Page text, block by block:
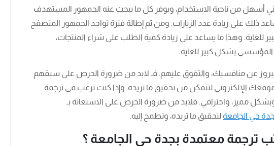
أسهل من ناحية الاستخدام، ويوفر كل ما يبحث عنه الجمهور المستهدف
ذلك على زيادة عدد الزيارات. ومن ثم إطالة فترة تواجد الجمهور المتصفح
وهذا ما يساعد على زيادة كمية الطلب على شراء المنتجات،
المؤسسي بشكل كبير للغاية.
عن منافسيك، والتفوق عليهم. فـ لابد من ضرورة الحرص على سبقهم
الإلكتروني لتتمكن من تحقيق ما تريده. وإذا كنت ترغب في ترجمة
وبشكل مميز، واحترافي. فلابد من ضرورة الحرص على الاستعانة بـ
حي الجامعة لتحقيق ما تريده، وتطمح إليه.
ترجمة معتمدة بجدة حي الجامعة ؟